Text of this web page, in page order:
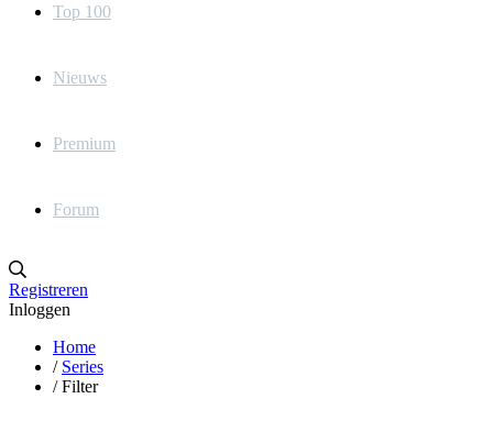
Top 100
Nieuws
Premium
Forum
Registreren
Inloggen
Home
/ Series
/ Filter